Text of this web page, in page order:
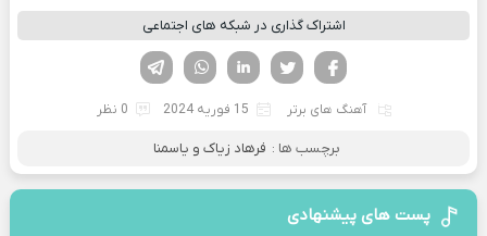
اشتراک گذاری در شبکه های اجتماعی
لینکدین تویتر
فیسوک
آهنگ های برتر 15 فوریه 2024 0 نظر
برچسب ها : فرهاد زیاک و یاسمنا
پست های پیشنهادی